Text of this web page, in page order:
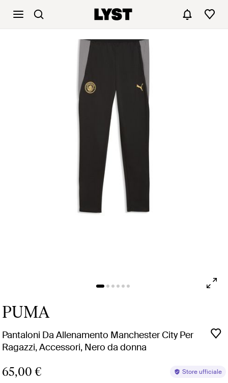
PUMA
Pantaloni Da Allenamento Manchester City Per
Ragazzi, Accessori, Nero da donna
65,00 € Store ufficiale